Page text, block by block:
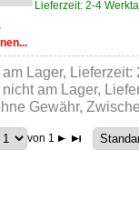
Lieferzeit: 2-4
Lager, Lieferzeit:
nicht am Lager,
Gewähr,
von 1